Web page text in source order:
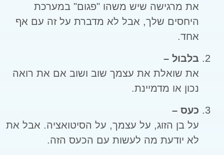
את מרגישה שיש משהו "פגום" במערכת
היחסים שלך, אבל לא מדברת על זה עם אף
אחד.
בלבול –
את שואלת את עצמך שוב ושוב אם את רואה
נכון או מדמיינת.
כעס –
על בן הזוג, על עצמך, על הסיטואציה. אבל את
לא יודעת מה לעשות עם הכעס הזה.